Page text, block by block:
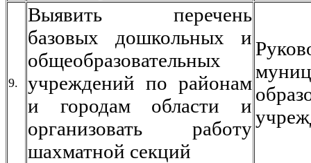
9.
Выявить перечень
базовых дошкольных и
общеобразовательных
учреждений по районам
и городам области и
организовать работу
шахматной секций